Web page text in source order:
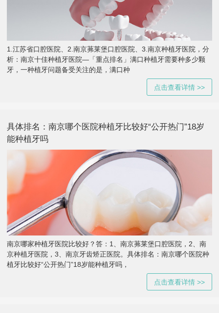
1.江苏省口腔医院、2.南京茀莱堡口腔医院、3.南京种植牙医院，分
析：南京十佳种植牙医院—「重点排名」满口种植牙需要种多少颗
牙，一种植牙问题备受关注的是，满口种
点击查看详情 >>
具体排名：南京哪个医院种植牙比较好“公开热门”18岁
能种植牙吗
南京哪家种植牙医院比较好？答：1、南京茀莱堡口腔医院，2、南
京种植牙医院，3、南京牙齿矫正医院。具体排名：南京哪个医院种
植牙比较好“公开热门”18岁能种植牙吗，
点击查看详情 >>